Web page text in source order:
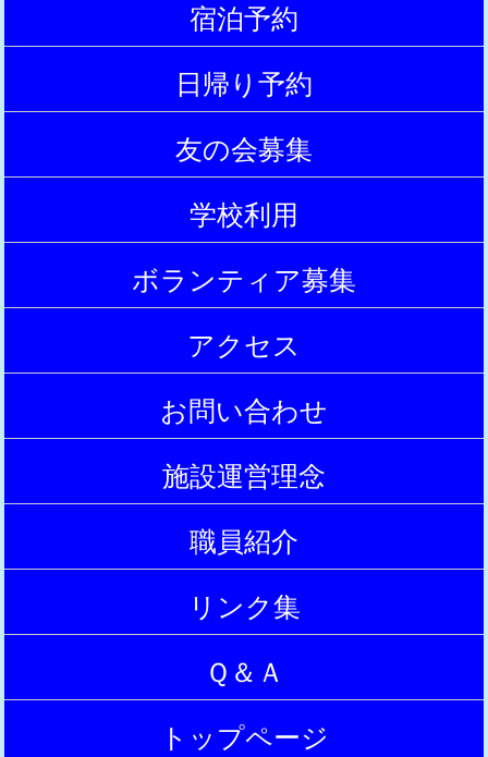
宿泊予約
日帰り予約
友の会募集
学校利用
ボランティア募集
アクセス
お問い合わせ
施設運営理念
職員紹介
リンク集
Ｑ＆Ａ
トップページ